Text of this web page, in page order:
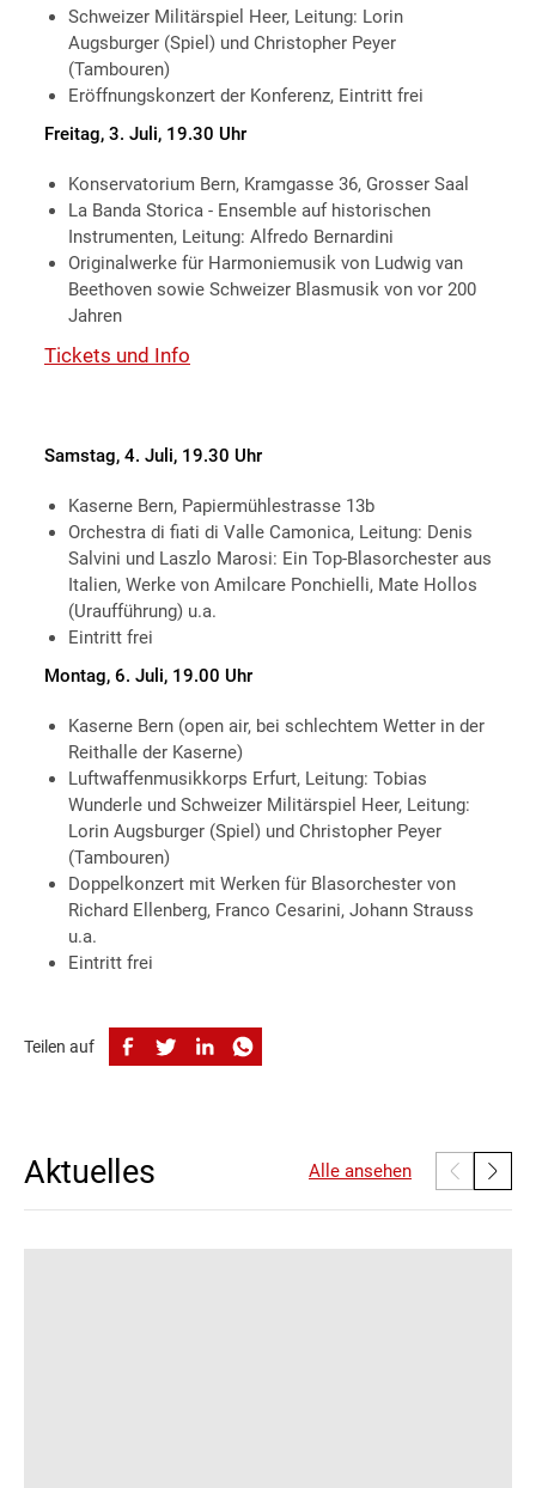
Schweizer Militärspiel Heer, Leitung: Lorin
Augsburger (Spiel) und Christopher Peyer
(Tambouren)
Eröffnungskonzert der Konferenz, Eintritt frei
Freitag, 3. Juli, 19.30 Uhr
Konservatorium Bern, Kramgasse 36, Grosser Saal
La Banda Storica - Ensemble auf historischen
Instrumenten, Leitung: Alfredo Bernardini
Originalwerke für Harmoniemusik von Ludwig van
Beethoven sowie Schweizer Blasmusik von vor 200
Jahren
Tickets und Info
Samstag, 4. Juli, 19.30 Uhr
Kaserne Bern, Papiermühlestrasse 13b
Orchestra di fiati di Valle Camonica, Leitung: Denis
Salvini und Laszlo Marosi: Ein Top-Blasorchester aus
Italien, Werke von Amilcare Ponchielli, Mate Hollos
(Uraufführung) u.a.
Eintritt frei
Montag, 6. Juli, 19.00 Uhr
Kaserne Bern (open air, bei schlechtem Wetter in der
Reithalle der Kaserne)
Luftwaffenmusikkorps Erfurt, Leitung: Tobias
Wunderle und Schweizer Militärspiel Heer, Leitung:
Lorin Augsburger (Spiel) und Christopher Peyer
(Tambouren)
Doppelkonzert mit Werken für Blasorchester von
Richard Ellenberg, Franco Cesarini, Johann Strauss
u.a.
Eintritt frei
Teilen auf
Aktuelles Alle ansehen